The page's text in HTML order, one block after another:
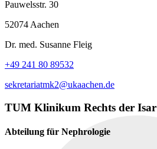
Pauwelsstr. 30
52074 Aachen
Dr. med. Susanne Fleig
+49 241 80 89532
sekretariatmk2@ukaachen.de
TUM Klinikum Rechts der Isar
Abteilung für Nephrologie